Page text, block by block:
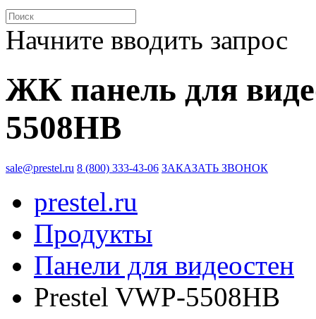
Начните вводить запрос
ЖК панель для
5508HB
sale@prestel.ru 8 (800) 333-43-06 ЗАКАЗАТЬ ЗВОНОК
prestel.ru
Продукты
Панели для видеостен
Prestel VWP-5508HB